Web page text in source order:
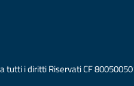
tutti i diritti Riservati CF